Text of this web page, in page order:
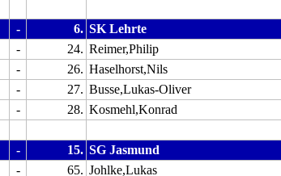
- 6. SK Lehrte
- 24. Reimer,Philip
- 26. Haselhorst,Nils
- 27. Busse,Lukas-Oliver
- 28. Kosmehl,Konrad
- 15. SG Jasmund
- 65. Johlke,Lukas